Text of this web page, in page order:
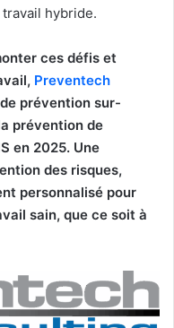
hybride.
ces défis et
Preventech
prévention sur-
prévention de
en 2025. Une
des risques,
personnalisé pour
sain, que ce soit à